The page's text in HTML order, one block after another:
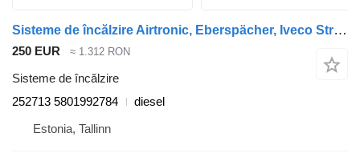
Sisteme de încălzire Airtronic, Eberspächer, Iveco Stralis (01.02-) 252713 pentru cap tractor IVECO Stralis, Trakker (2002-)
250 EUR ≈ 1.312 RON
Sisteme de încălzire
252713 5801992784
diesel
Estonia, Tallinn